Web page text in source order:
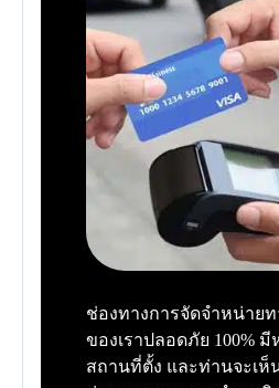
ช่องทางการจัดจำหน่ายท
ของเราปลอดภัย 100%
สถานที่ตั้ง และท่านจะเห็